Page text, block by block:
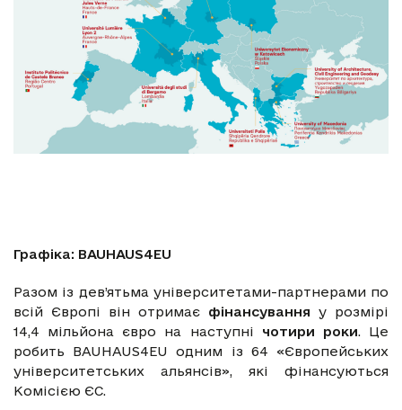
Графіка: BAUHAUS4EU
Разом із дев’ятьма університетами-партнерами по
всій Європі він отримає фінансування у розмірі
14,4 мільйона євро на наступні чотири роки. Це
робить BAUHAUS4EU одним із 64 «Європейських
університетських альянсів», які фінансуються
Комісією ЄС.